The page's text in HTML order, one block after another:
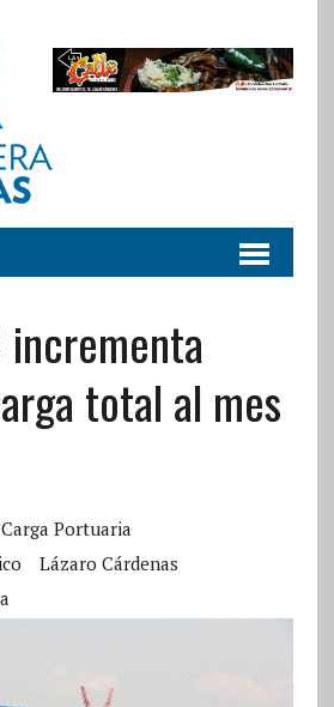
incrementa
total al mes
Carga Portuaria
Lázaro Cárdenas